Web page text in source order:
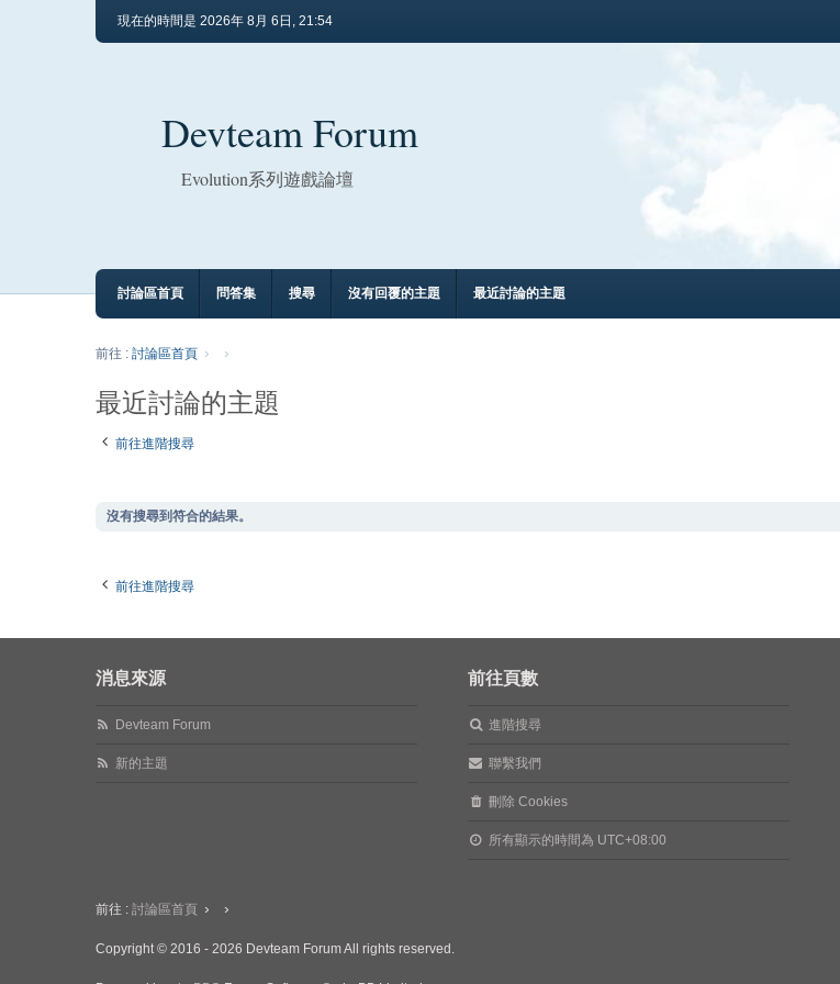
現在的時間是 2026年 8月 6日, 21:54
Devteam Forum
Evolution系列遊戲論壇
討論區首頁 問答集 搜尋 沒有回覆的主題 最近討論的主題
前往 : 討論區首頁
最近討論的主題
前往進階搜尋
沒有搜尋到符合的結果。
前往進階搜尋
消息來源
Devteam Forum
新的主題
前往頁數
進階搜尋
聯繫我們
刪除 Cookies
所有顯示的時間為 UTC+08:00
前往 : 討論區首頁
Copyright © 2016 - 2026 Devteam Forum All rights reserved.